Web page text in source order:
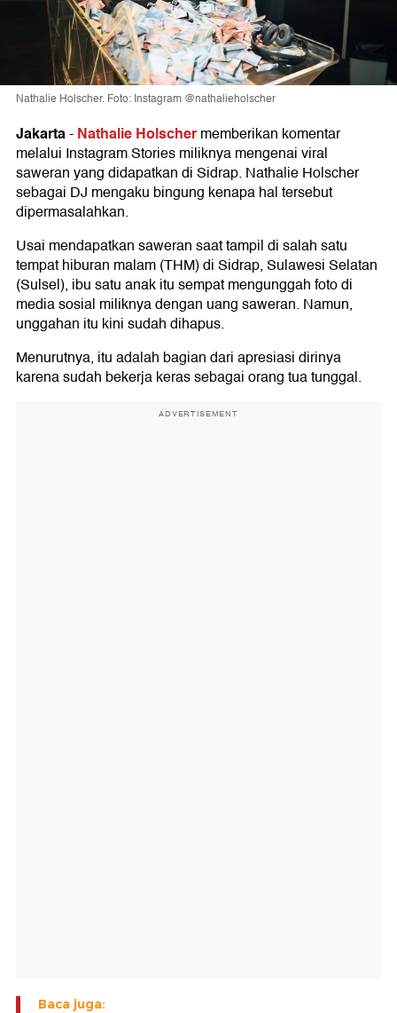
Nathalie Holscher. Foto: Instagram @nathalieholscher
Jakarta-Nathalie Holschermemberikan komentar
melalui Instagram Stories miliknya mengenai viral
saweran yang didapatkan di Sidrap. Nathalie Holscher
sebagai DJ mengaku bingung kenapa hal tersebut
dipermasalahkan.
Usai mendapatkan saweran saat tampil di salah satu
tempat hiburan malam (THM) di Sidrap, Sulawesi Selatan
(Sulsel), ibu satu anak itu sempat mengunggah foto di
media sosial miliknya dengan uang saweran. Namun,
unggahan itu kini sudah dihapus.
Menurutnya, itu adalah bagian dari apresiasi dirinya
karena sudah bekerja keras sebagai orang tua tunggal.
ADVERTISEMENT
Baca juga: